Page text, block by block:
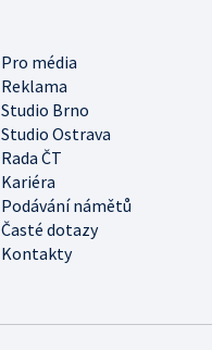
Pro média
Reklama
Studio Brno
Studio Ostrava
Rada ČT
Kariéra
Podávání námětů
Časté dotazy
Kontakty